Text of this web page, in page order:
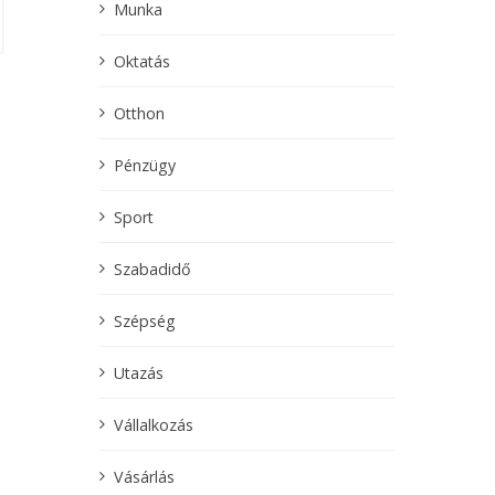
Munka
Oktatás
Otthon
Pénzügy
Sport
Szabadidő
Szépség
Utazás
Vállalkozás
Vásárlás